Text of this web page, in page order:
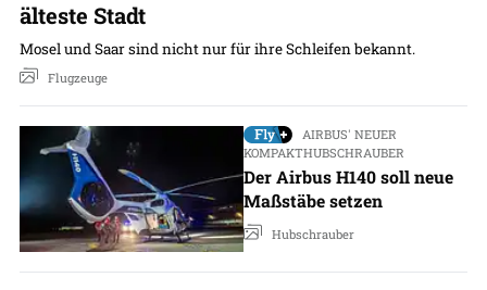
älteste Stadt
Mosel und Saar sind nicht nur für ihre Schleifen bekannt.
Flugzeuge
AIRBUS' NEUER
KOMPAKTHUBSCHRAUBER
Der Airbus H140 soll neue
Maßstäbe setzen
Hubschrauber